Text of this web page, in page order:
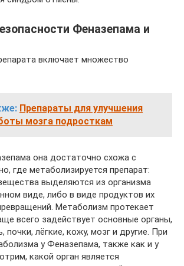
Феназепама и
включает множество
Препараты для улучшения
мозга подросткам
она достаточно схожа с
где метаболизируется препарат:
выделяются из организма
виде, либо в виде продуктов их
Метаболизм протекает
всего задействует основные органы,
почки, лёгкие, кожу, мозг и другие. При
у Феназепама, также как и у
какой орган является